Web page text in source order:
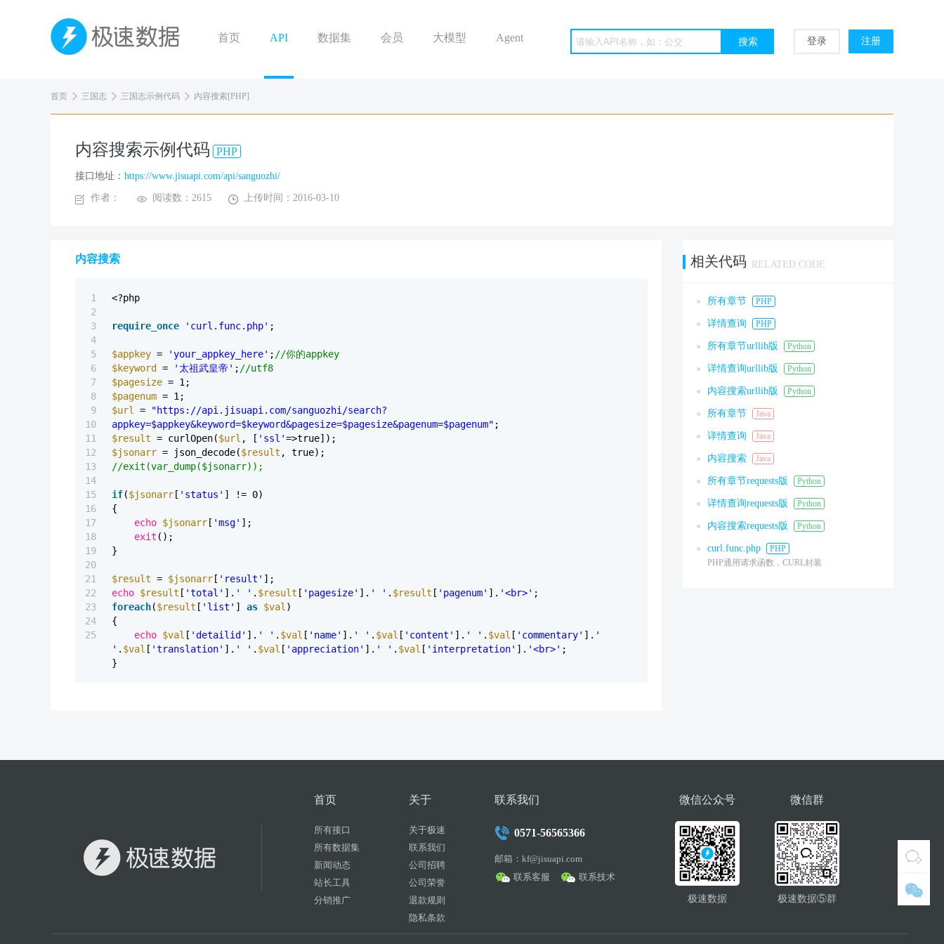
首页 API 数据集 会员 大模型 Agent 登录 注册
首页 三国志 三国志示例代码 内容搜索[PHP]
内容搜索示例代码 PHP
接口地址： https://www.jisuapi.com/api/sanguozhi/
作者： 阅读数：2615 上传时间：2016-03-10
内容搜索
1
2
3
4
5
6
7
8
9
10
11
12
13
14
15
16
17
18
19
20
21
22
23
24
25
<?php
require_once 'curl.func.php' ;
$appkey = 'your_appkey_here' ; //你的appkey
$keyword
= '太祖武皇帝' ; //utf8
$pagesize = 1;
$pagenum = 1;
$url
=
"https://api.jisuapi.com/sanguozhi/search?
appkey=$appkey&keyword=$keyword&pagesize=$pagesize&pagenum=$pagenum" ;
$result = curlOpen($url , [ 'ssl'=>true]);
$jsonarr = json_decode($result , true);
//exit(var_dump($jsonarr));
if($jsonarr [ 'status' ] != 0)
{
echo $jsonarr [ 'msg' ];
exit ();
}
$result = $jsonarr [ 'result' ];
echo $result [ 'total' ]. ' ' . $result [ 'pagesize' ]. ' ' . $result [ 'pagenum' ]. '<br>' ;
foreach($result [ 'list' ] as $val )
{
echo $val [ 'detailid' ]. ' ' . $val [ 'name' ]. ' ' . $val [ 'content' ]. ' ' . $val [ 'commentary' ]. '
' . $val [ 'translation' ]. ' ' . $val [ 'appreciation' ]. ' ' . $val [ 'interpretation' ]. '<br>' ;
}
相关代码 RELATED CODE
所有章节 PHP
详情查询 PHP
所有章节urllib版 Python
详情查询urllib版 Python
内容搜索urllib版 Python
所有章节 Java
详情查询 Java
内容搜索 Java
所有章节requests版 Python
详情查询requests版 Python
内容搜索requests版 Python
curl.func.php
PHP
PHP通用请求函数，CURL封装
首页
所有接口
所有数据集
新闻动态
站长工具
分销推广
关于
关于极速
联系我们
公司招聘
公司荣誉
退款规则
隐私条款
联系我们
0571-56565366
邮箱：kf@jisuapi.com
联系客服
联系技术
微信公众号
极速数据
微信群
极速数据⑤群